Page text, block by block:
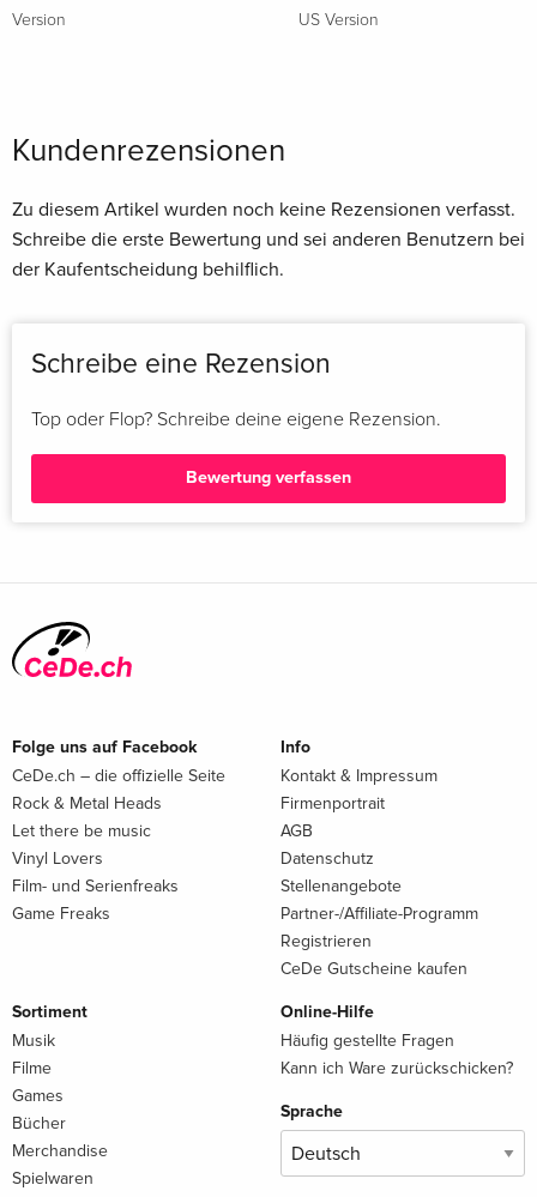
Version
US Version
Kundenrezensionen
Zu diesem Artikel wurden noch keine Rezensionen verfasst.
Schreibe die erste Bewertung und sei anderen Benutzern bei
der Kaufentscheidung behilflich.
Schreibe eine Rezension
Top oder Flop? Schreibe deine eigene Rezension.
Bewertung verfassen
Folge uns auf Facebook
CeDe.ch – die offizielle Seite
Rock & Metal Heads
Let there be music
Vinyl Lovers
Film- und Serienfreaks
Game Freaks
Info
Kontakt & Impressum
Firmenportrait
AGB
Datenschutz
Stellenangebote
Partner-/Affiliate-Programm
Registrieren
CeDe Gutscheine kaufen
Sortiment
Musik
Filme
Games
Bücher
Merchandise
Spielwaren
Online-Hilfe
Häufig gestellte Fragen
Kann ich Ware zurückschicken?
Sprache